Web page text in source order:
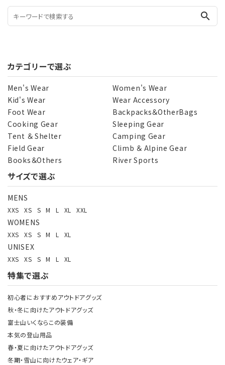
search
カテゴリーで選ぶ
Men's Wear
Women's Wear
Kid's Wear
Wear Accessory
Foot Wear
Backpacks＆OtherBags
Cooking Gear
Sleeping Gear
Tent ＆ Shelter
Camping Gear
Field Gear
Climb ＆ Alpine Gear
Books＆Others
River Sports
サイズで選ぶ
MENS
XXS XS S M L XL XXL
WOMENS
XXS XS S M L XL
UNISEX
XXS XS S M L XL
特集で選ぶ
初心者におすすめアウトドアグッズ
秋・冬に向けたアウトドアグッズ
富士山いくならこの装備
本気の登山用品
春・夏に向けたアウトドアグッズ
冬期・雪山に向けたウェア・ギア